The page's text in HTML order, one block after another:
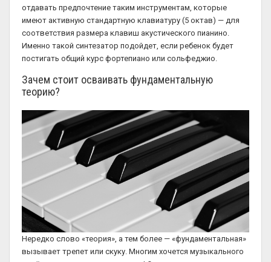
отдавать предпочтение таким инструментам, которые
имеют активную стандартную клавиатуру (5 октав) — для
соответствия размера клавиш акустического пианино.
Именно такой синтезатор подойдет, если ребенок будет
постигать общий курс фортепиано или сольфеджио.
Зачем стоит осваивать фундаментальную
теорию?
Нередко слово «теория», а тем более — «фундаментальная»
вызывает трепет или скуку. Многим хочется музыкального